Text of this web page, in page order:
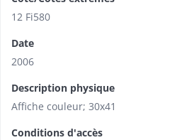
12 Fi580
Date
2006
Description physique
Affiche couleur; 30x41
Conditions d'accès